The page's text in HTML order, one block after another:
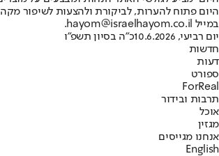
היום פתוח להערות, לביקורת ולהצעות לשיפור
במייל hayom@israelhayom.co.il.
יום רביעי, 10.6.2026
כ"ה בסיון תשפ"ו
חדשות
דעות
ספורט
ForReal
תרבות ובידור
אוכל
מגזין
אנחנו מגייסים
English